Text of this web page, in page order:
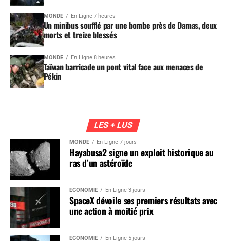
MONDE En Ligne 7 heures
Un minibus soufflé par une bombe près de Damas, deux
morts et treize blessés
MONDE En Ligne 8 heures
Taïwan barricade un pont vital face aux menaces de
Pékin
LES + LUS
MONDE En Ligne 7 jours
Hayabusa2 signe un exploit historique au
ras d’un astéroïde
ÉCONOMIE En Ligne 3 jours
SpaceX dévoile ses premiers résultats avec
une action à moitié prix
ÉCONOMIE En Ligne 5 jours